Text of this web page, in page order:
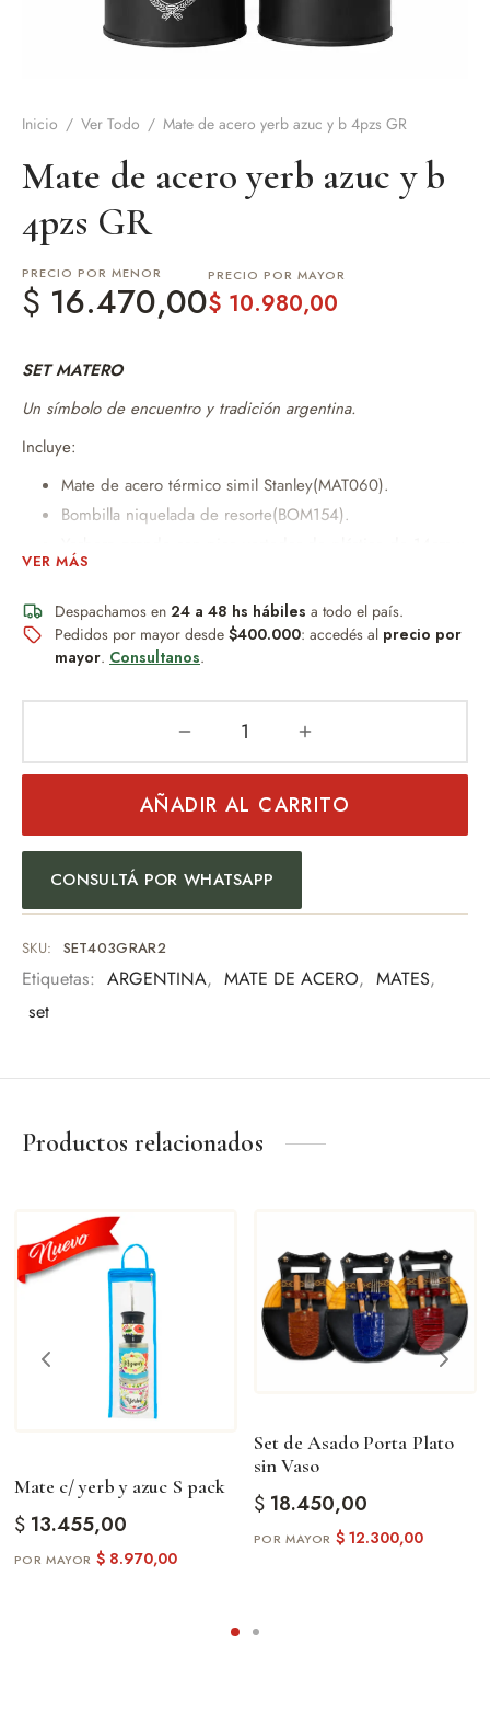
Inicio / Ver Todo / Mate de acero yerb azuc y b 4pzs GR
Mate de acero yerb azuc y b
4pzs GR
PRECIO POR MENOR
$ 16.470,00
PRECIO POR MAYOR
$ 10.980,00
SET MATERO
Un símbolo de encuentro y tradición argentina.
Incluye:
Mate de acero térmico simil Stanley(MAT060).
Bombilla niquelada de resorte(BOM154).
8dm.
Azucarera mediana con pico vertedor de plástico de
10cm x 8dm
Posibilidad de personalización con grabado
Un obsequio distinguido que combina diseño, practicidad y
Ideal para:
Regalo empresarial
Uso personal
Eventos especiales
Amantes del mate
Una pieza pensada para quienes valoran los detalles y la
VER MÁS
Despachamos en 24 a 48 hs hábiles a todo el país.
Pedidos por mayor desde $400.000: accedés al precio por
mayor. Consultanos.
AÑADIR AL CARRITO
CONSULTÁ POR WHATSAPP
SKU: SET403GRAR2
Etiquetas: ARGENTINA, MATE DE ACERO, MATES,
set
Productos relacionados
Mate c/ yerb y azuc S pack
$13.455,00
$8.970,00
Set de Asado Porta Plato
sin Vaso
$18.450,00
$12.300,00
Asado y vino
y accesorios